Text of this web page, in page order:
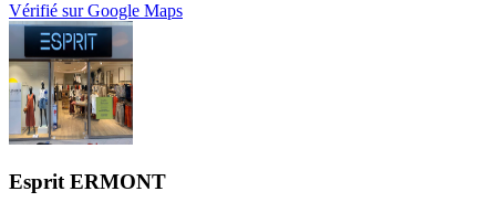
Vérifié sur Google Maps
Esprit ERMONT